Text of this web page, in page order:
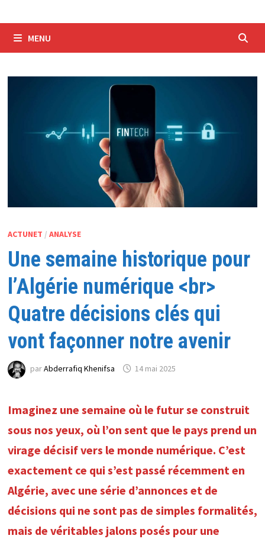
MENU
ACTUNET / ANALYSE
Une semaine historique pour
l’Algérie numérique <br>
Quatre décisions clés qui
vont façonner notre avenir
parAbderrafiq Khenifsa 14 mai 2025
Imaginez une semaine où le futur se construit
sous nos yeux, où l’on sent que le pays prend un
virage décisif vers le monde numérique. C’est
exactement ce qui s’est passé récemment en
Algérie, avec une série d’annonces et de
décisions qui ne sont pas de simples formalités,
mais de véritables jalons posés pour une